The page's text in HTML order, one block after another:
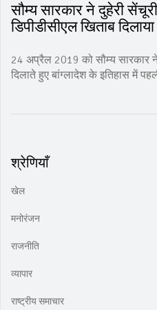
सौम्य सारकार ने दुहेरी
डिपीडीसीएल खिताब दिलाया
24 अप्रैल 2019 को सौम्य सारकार
दिलाते हुए बांग्लादेश के इतिहास में
श्रेणियाँ
खेल
मनोरंजन
राजनीति
व्यापार
राष्ट्रीय समाचार